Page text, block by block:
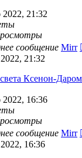
2022, 21:32
сообщение Mirr
21:32
Ксенон-
2022, 16:36
сообщение Mirr
16:36